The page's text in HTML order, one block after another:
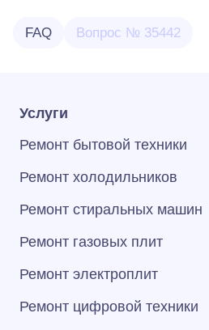
FAQ Вопрос № 35442
Услуги
Ремонт бытовой техники
Ремонт холодильников
Ремонт стиральных машин
Ремонт газовых плит
Ремонт электроплит
Ремонт цифровой техники